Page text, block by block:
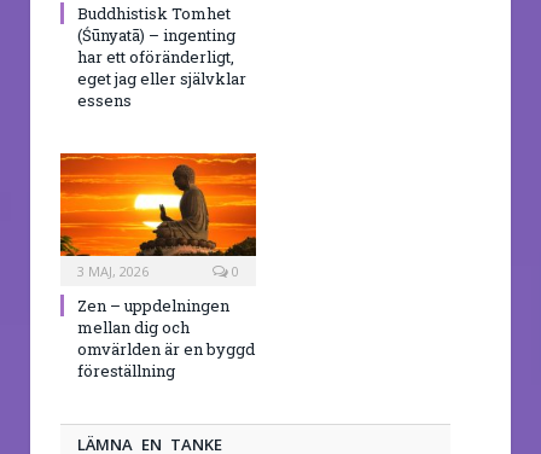
Buddhistisk Tomhet
(Śūnyatā) – ingenting
har ett oföränderligt,
eget jag eller självklar
essens
3 MAJ, 2026 0
Zen – uppdelningen
mellan dig och
omvärlden är en byggd
föreställning
LÄMNA EN TANKE